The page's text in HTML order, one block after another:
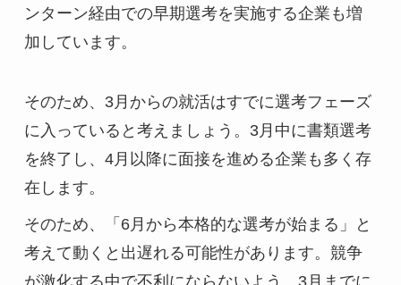
ンターン経由での早期選考を実施する企業も増
加しています。
そのため、3月からの就活はすでに選考フェーズ
に入っていると考えましょう。3月中に書類選考
を終了し、4月以降に面接を進める企業も多く存
在します。
そのため、「6月から本格的な選考が始まる」と
考えて動くと出遅れる可能性があります。競争